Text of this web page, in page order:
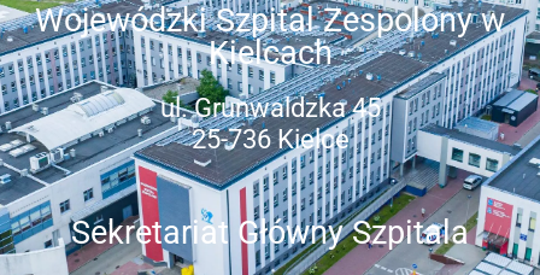
Wojewódzki Szpital Zespolony w
Kielcach
ul. Grunwaldzka 45
25-736 Kielce
Sekretariat Główny Szpitala